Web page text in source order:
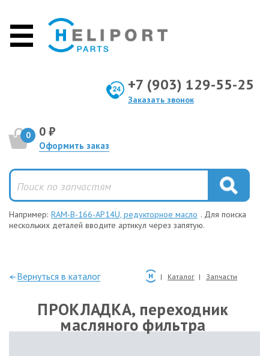
+7 (903) 129-55-25
Заказать звонок
0 0 ₽
Оформить заказ
Например: RAM-B-166-AP14U, редукторное масло . Для поиска
нескольких деталей вводите артикул через запятую.
—Вернуться в каталог Каталог Запчасти
ПРОКЛАДКА, переходник
масляного фильтра